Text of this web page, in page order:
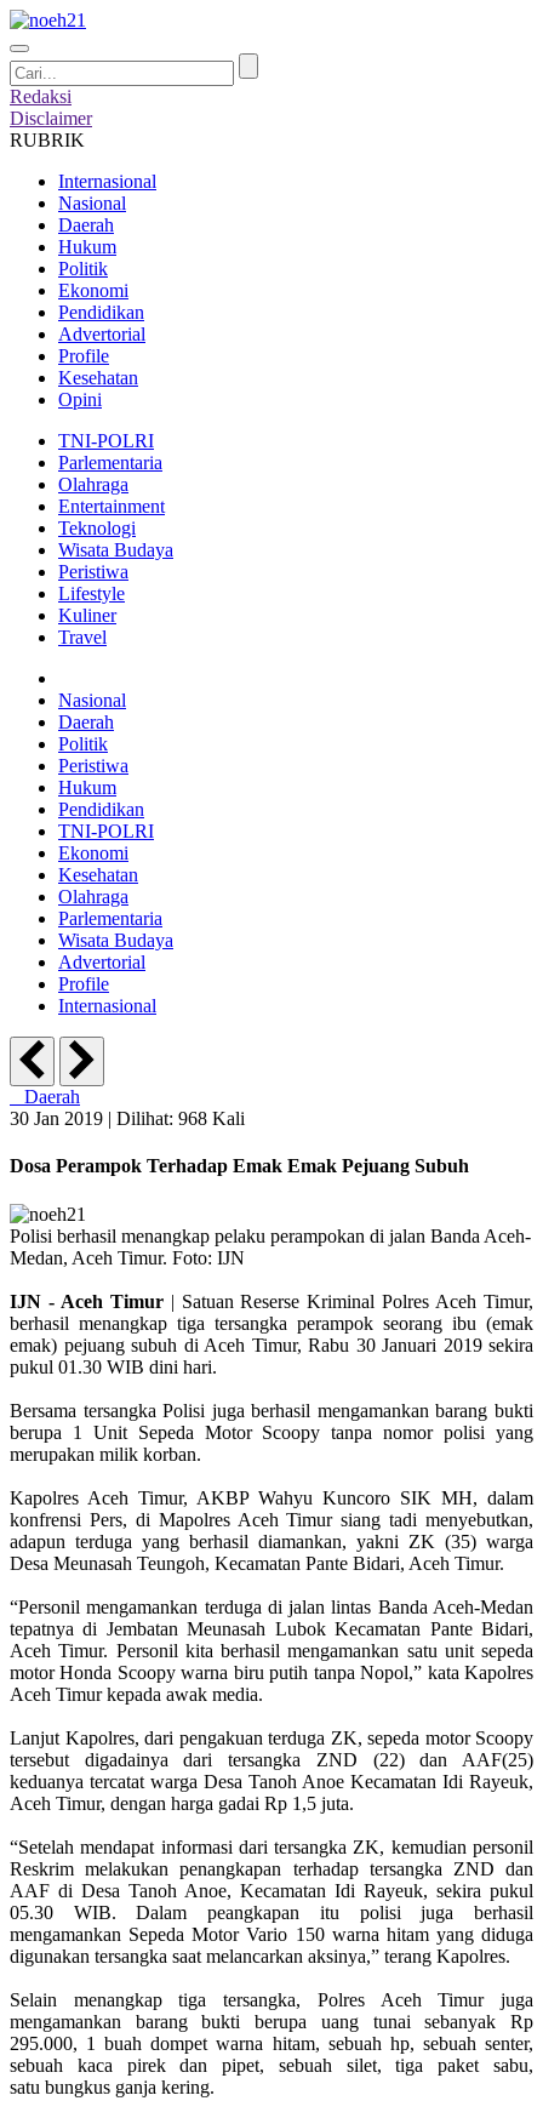
Redaksi
Disclaimer
RUBRIK
Internasional
Nasional
Daerah
Hukum
Politik
Ekonomi
Pendidikan
Advertorial
Profile
Kesehatan
Opini
TNI-POLRI
Parlementaria
Olahraga
Entertainment
Teknologi
Wisata Budaya
Peristiwa
Lifestyle
Kuliner
Travel
Nasional
Daerah
Politik
Peristiwa
Hukum
Pendidikan
TNI-POLRI
Ekonomi
Kesehatan
Olahraga
Parlementaria
Wisata Budaya
Advertorial
Profile
Internasional
Daerah
30 Jan 2019 | Dilihat: 968 Kali
Dosa Perampok Terhadap Emak Emak Pejuang Subuh
Polisi berhasil menangkap pelaku perampokan di jalan Banda Aceh-
Medan, Aceh Timur. Foto: IJN
IJN - Aceh Timur | Satuan Reserse Kriminal Polres Aceh Timur,
berhasil menangkap tiga tersangka perampok seorang ibu (emak
emak) pejuang subuh di Aceh Timur, Rabu 30 Januari 2019 sekira
pukul 01.30 WIB dini hari.
Bersama tersangka Polisi juga berhasil mengamankan barang bukti
berupa 1 Unit Sepeda Motor Scoopy tanpa nomor polisi yang
merupakan milik korban.
Kapolres Aceh Timur, AKBP Wahyu Kuncoro SIK MH, dalam
konfrensi Pers, di Mapolres Aceh Timur siang tadi menyebutkan,
adapun terduga yang berhasil diamankan, yakni ZK (35) warga
Desa Meunasah Teungoh, Kecamatan Pante Bidari, Aceh Timur.
“Personil mengamankan terduga di jalan lintas Banda Aceh-Medan
tepatnya di Jembatan Meunasah Lubok Kecamatan Pante Bidari,
Aceh Timur. Personil kita berhasil mengamankan satu unit sepeda
motor Honda Scoopy warna biru putih tanpa Nopol,” kata Kapolres
Aceh Timur kepada awak media.
Lanjut Kapolres, dari pengakuan terduga ZK, sepeda motor Scoopy
tersebut digadainya dari tersangka ZND (22) dan AAF(25)
keduanya tercatat warga Desa Tanoh Anoe Kecamatan Idi Rayeuk,
Aceh Timur, dengan harga gadai Rp 1,5 juta.
“Setelah mendapat informasi dari tersangka ZK, kemudian personil
Reskrim melakukan penangkapan terhadap tersangka ZND dan
AAF di Desa Tanoh Anoe, Kecamatan Idi Rayeuk, sekira pukul
05.30 WIB. Dalam peangkapan itu polisi juga berhasil
mengamankan Sepeda Motor Vario 150 warna hitam yang diduga
digunakan tersangka saat melancarkan aksinya,” terang Kapolres.
Selain menangkap tiga tersangka, Polres Aceh Timur juga
mengamankan barang bukti berupa uang tunai sebanyak Rp
295.000, 1 buah dompet warna hitam, sebuah hp, sebuah senter,
sebuah kaca pirek dan pipet, sebuah silet, tiga paket sabu,
satu bungkus ganja kering.